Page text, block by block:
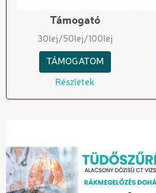
Támogató
30lej/50lej/100lej
TÁMOGATOM
Részletek